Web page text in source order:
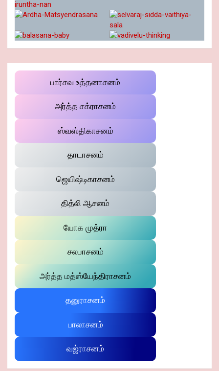
பார்சவ உத்தனாசனம்
அர்த்த சக்ராசனம்
ஸ்வஸ்திகாசனம்
தாடாசனம்
ஜெயிஷ்டிகாசனம்
தித்லி ஆசனம்
யோக முத்ரா
சலபாசனம்
அர்த்த மத்ஸ்யேந்திராசனம்
தனுராசனம்
பாலாசனம்
வஜ்ராசனம்